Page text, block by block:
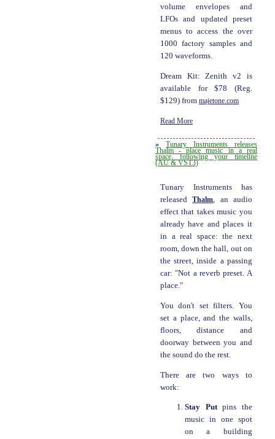
volume envelopes and
LFOs and updated preset
menus to access the over
1000 factory samples and
120 waveforms.
Dream Kit: Zenith v2 is
available for $78 (Reg.
$129) from majetone.com
Read More
» Tunary Instruments releases
Thalm - place music in a real
space, following your timeline
(AU & VST3)
Tunary Instruments has
releasedThalm, an audio
effect that takes music you
already have and places it
in a real space: the next
room, down the hall, out on
the street, inside a passing
car: "Not a reverb preset. A
place."
You don't set filters. You
set a place, and the walls,
floors, distance and
doorway between you and
the sound do the rest.
There are two ways to
work:
Stay Putpins the
music in one spot
on a building